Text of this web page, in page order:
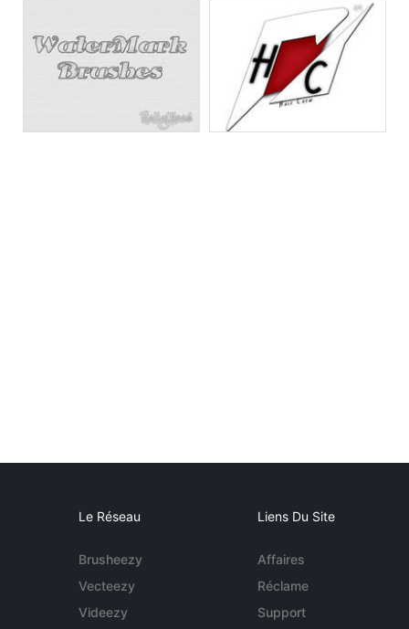
Le Réseau
Brusheezy
Vecteezy
Videezy
Liens Du Site
Affaires
Réclame
Support